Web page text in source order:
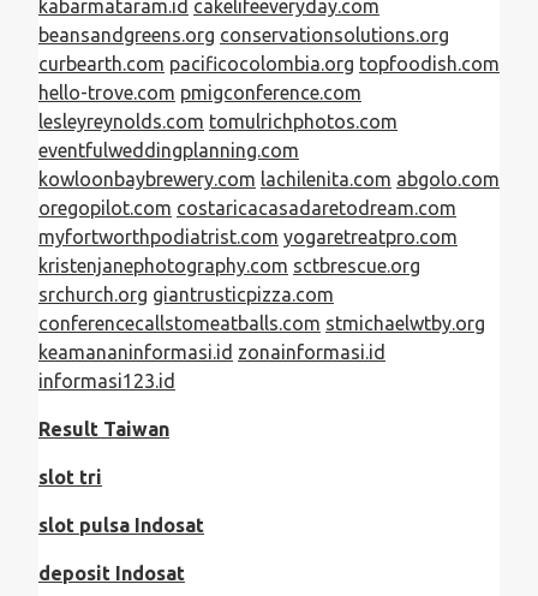
kabarmataram.id cakelifeeveryday.com
beansandgreens.org conservationsolutions.org
curbearth.com pacificocolombia.org topfoodish.com
hello-trove.com pmigconference.com
lesleyreynolds.com tomulrichphotos.com
eventfulweddingplanning.com
kowloonbaybrewery.com lachilenita.com abgolo.com
oregopilot.com costaricacasadaretodream.com
myfortworthpodiatrist.com yogaretreatpro.com
kristenjanephotography.com sctbrescue.org
srchurch.org giantrusticpizza.com
conferencecallstomeatballs.com stmichaelwtby.org
keamananinformasi.id zonainformasi.id
informasi123.id
Result Taiwan
slot tri
slot pulsa Indosat
deposit Indosat